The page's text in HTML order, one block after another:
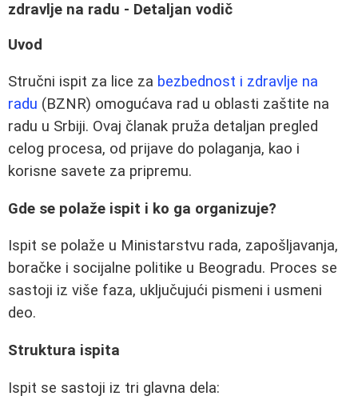
zdravlje na radu - Detaljan vodič
Uvod
Stručni ispit za lice za bezbednost i zdravlje na
radu (BZNR) omogućava rad u oblasti zaštite na
radu u Srbiji. Ovaj članak pruža detaljan pregled
celog procesa, od prijave do polaganja, kao i
korisne savete za pripremu.
Gde se polaže ispit i ko ga organizuje?
Ispit se polaže u Ministarstvu rada, zapošljavanja,
boračke i socijalne politike u Beogradu. Proces se
sastoji iz više faza, uključujući pismeni i usmeni
deo.
Struktura ispita
Ispit se sastoji iz tri glavna dela: